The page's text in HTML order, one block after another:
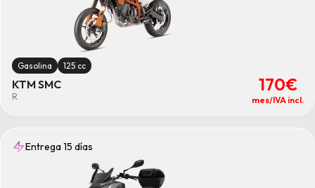
Gasolina 125 cc
KTM SMC
R
170€
mes/IVA incl.
Entrega 15 días